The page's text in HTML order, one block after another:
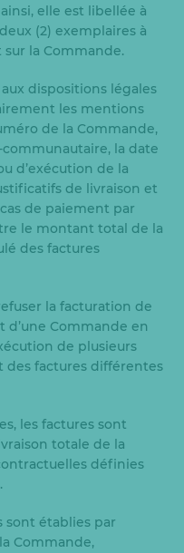
elle est libellée à
(2) exemplaires à
la Commande.
dispositions légales
les mentions
de la Commande,
la date
d’exécution de la
de livraison et
de paiement par
le montant total de la
des factures
la facturation de
d’une Commande en
de plusieurs
des factures différentes
les factures sont
totale de la
définies
sont établies par
Commande,